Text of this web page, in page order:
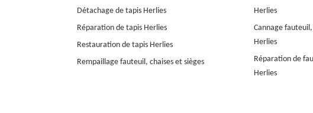
Détachage de tapis Herlies
Réparation de tapis Herlies
Restauration de tapis Herlies
Rempaillage fauteuil, chaises et sièges
Herlies
Cannage
Herlies
Réparation de
Herlies